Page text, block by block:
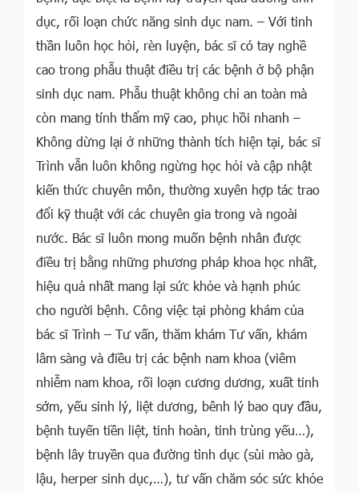
dục, rối loạn chức năng sinh dục nam. – Với tinh
thần luôn học hỏi, rèn luyện, bác sĩ có tay nghề
cao trong phẫu thuật điều trị các bệnh ở bộ phận
sinh dục nam. Phẫu thuật không chỉ an toàn mà
còn mang tính thẩm mỹ cao, phục hồi nhanh –
Không dừng lại ở những thành tích hiện tại, bác sĩ
Trình vẫn luôn không ngừng học hỏi và cập nhật
kiến thức chuyên môn, thường xuyên hợp tác trao
đổi kỹ thuật với các chuyên gia trong và ngoài
nước. Bác sĩ luôn mong muốn bệnh nhân được
điều trị bằng những phương pháp khoa học nhất,
hiệu quả nhất mang lại sức khỏe và hạnh phúc
cho người bệnh. Công việc tại phòng khám của
bác sĩ Trình – Tư vấn, thăm khám Tư vấn, khám
lâm sàng và điều trị các bệnh nam khoa (viêm
nhiễm nam khoa, rối loạn cương dương, xuất tinh
sớm, yếu sinh lý, liệt dương, bênh lý bao quy đầu,
bệnh tuyến tiền liệt, tinh hoàn, tinh trùng yếu…),
bệnh lây truyền qua đường tình dục (sùi mào gà,
lậu, herper sinh dục,…), tư vấn chăm sóc sức khỏe